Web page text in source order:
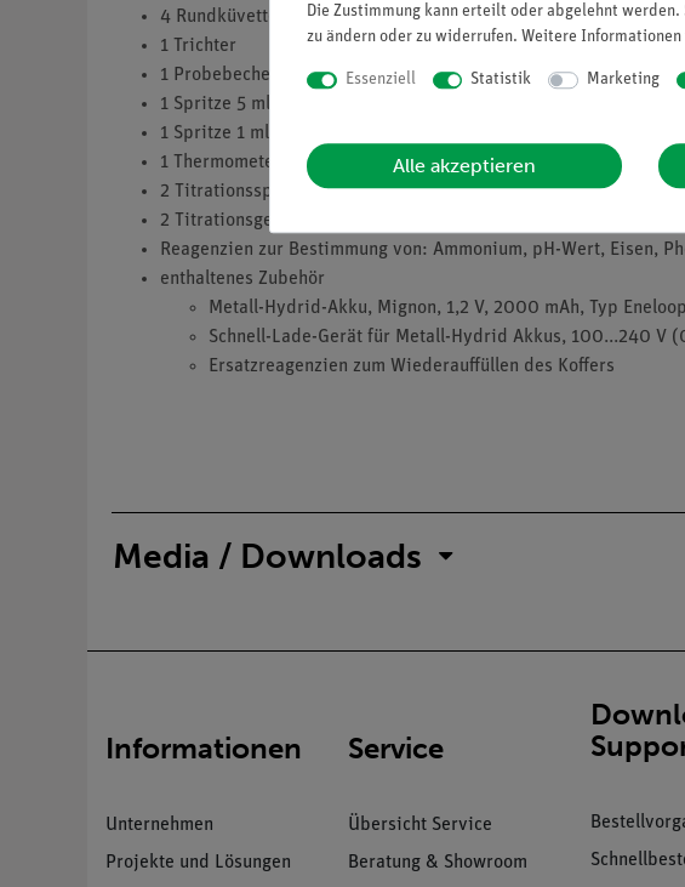
4 Rundküvetten
1 Trichter
1 Probebecher 25 ml
1 Spritze 5 ml
1 Spritze 1 ml
1 Thermometer
2 Titrationsspritzen
2 Titrationsgefäße
Reagenzien zur Bestimmung von: Ammonium, pH-Wert, Eisen,
enthaltenes Zubehör
Metall-Hydrid-Akku, Mignon, 1,2 V, 2000 mAh, Typ
Schnell-Lade-Gerät für Metall-Hydrid Akkus, 100...240 V
Ersatzreagenzien zum Wiederauffüllen des Koffers
Media / Downloads
Informationen
Unternehmen
Projekte und Lösungen
Service
Übersicht Service
Beratung & Showroom
Die Zustimmung kann erteilt oder abgelehnt
zu ändern oder zu widerrufen. Weitere
Essenziell Statistik Marketing
Alle akzeptieren